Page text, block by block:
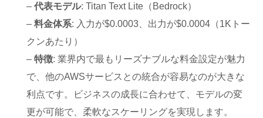
–代表モデル: Titan Text Lite（Bedrock）
–料金体系: 入力が$0.0003、出力が$0.0004（1Kトー
クンあたり）
–特徴: 業界内で最もリーズナブルな料金設定が魅力
で、他のAWSサービスとの統合が容易なのが大きな
利点です。ビジネスの成長に合わせて、モデルの変
更が可能で、柔軟なスケーリングを実現します。